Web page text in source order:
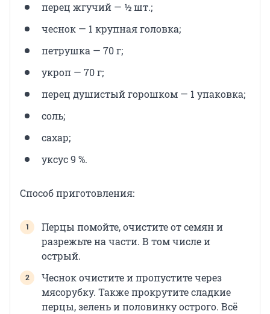
перец жгучий — ½ шт.;
чеснок — 1 крупная головка;
петрушка — 70 г;
укроп — 70 г;
перец душистый горошком — 1 упаковка;
соль;
сахар;
уксус 9 %.
Способ приготовления:
Перцы помойте, очистите от семян и
разрежьте на части. В том числе и
острый.
Чеснок очистите и пропустите через
мясорубку. Также прокрутите сладкие
перцы, зелень и половинку острого. Всё